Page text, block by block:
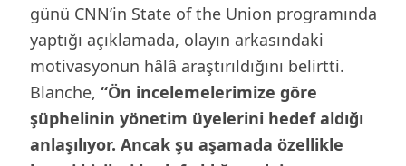
günü CNN’in State of the Union programında
yaptığı açıklamada, olayın arkasındaki
motivasyonun hâlâ araştırıldığını belirtti.
Blanche, “Ön incelemelerimize göre
şüphelinin yönetim üyelerini hedef aldığı
anlaşılıyor. Ancak şu aşamada özellikle